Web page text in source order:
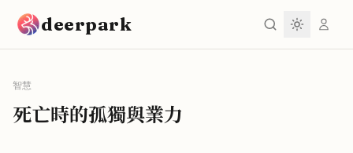
deerpark
智慧
死亡時的孤獨與業力